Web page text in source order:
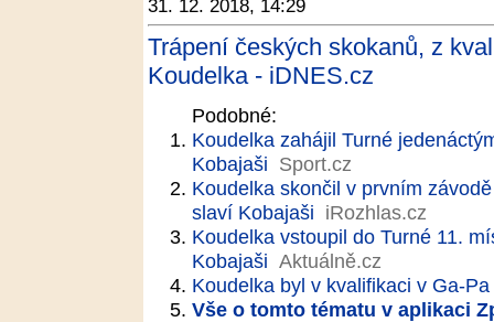
31. 12. 2018, 14:29
Trápení českých skokanů, z
Koudelka - iDNES.cz
Podobné:
Koudelka zahájil Turné
Kobajaši Sport.cz
Koudelka skončil v prvním
slaví Kobajaši iRozhlas.cz
Koudelka vstoupil do Turné 11.
Kobajaši Aktuálně.cz
Koudelka byl v kvalifikaci v Ga-
Vše o tomto tématu v aplikaci